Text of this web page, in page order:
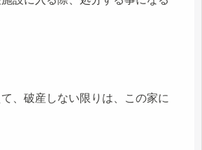
、破産しない限りは、この家に